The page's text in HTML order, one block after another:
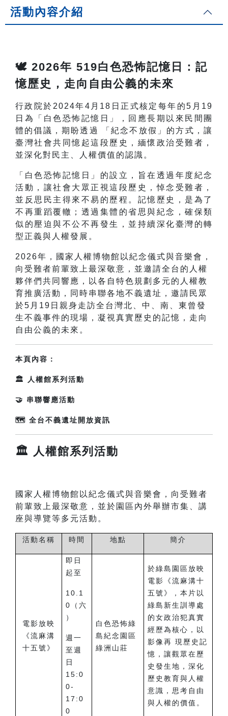
活動內容介紹
🕊️ 2026年 519白色恐怖記憶日：記
憶歷史，走向自由公義的未來
行政院於2024年4月18日正式核定每年的5月19
日為「白色恐怖記憶日」，回應長期以來民間團
體的倡議，期盼透過 「紀念不放假」的方式，讓
臺灣社會共同憶起這段歷史，緬懷政治受難者，
並深化對民主、人權價值的認識。
「白色恐怖記憶日」的設立，旨在透過年度紀念
活動，讓社會大眾正視這段歷史，悼念受難者，
並反思民主得來不易的歷程。記憶歷史，是為了
不再重蹈覆轍；透過集體的省思與紀念，確保類
似的壓迫與不公不再發生，並持續深化臺灣的轉
型正義與人權發展。
2026年，國家人權博物館以紀念儀式與音樂會，
向受難者前輩致上最深敬意，並邀請全台的人權
夥伴們共同響應，以各自特色規劃多元的人權教
育推廣活動，同時串聯各地不義遺址，邀請民眾
於5月19日親身走訪全台灣北、中、南、東曾發
生不義事件的現場，凝視真實歷史的記憶，走向
自由公義的未來。
本頁內容：
🏛️ 人權館系列活動
🤝 串聯響應活動
🗺️ 全台不義遺址開放資訊
🏛️ 人權館系列活動
國家人權博物館以紀念儀式與音樂會，向受難者
前輩致上最深敬意，並於園區內外舉辦市集、講
座與導覽等多元活動。
活動名稱 時間 地點 簡介
電影放映
《流麻溝
十五號》
即日
起至
10.1
0（六
）
週一
至週
日
15:0
0-
17:0
0
白色恐怖綠
島紀念園區
綠洲山莊
於綠島園區放映
電影《流麻溝十
五號》，本片以
綠島新生訓導處
的女政治犯真實
經歷為核心，以
影像再 現歷史記
憶，讓觀眾在歷
史發生地，深化
歷史教育與人權
意識，思考自由
與人權的價值。